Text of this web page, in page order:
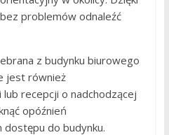
problemów odnaleźć
z budynku biurowego
jest również
recepcji o nadchodzącej
opóźnień
do budynku.